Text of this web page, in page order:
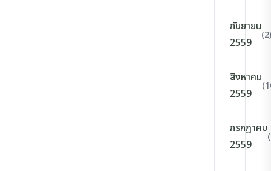
กันยายน
2559
(2)
สิงหาคม
2559
กรกฎาคม
2559